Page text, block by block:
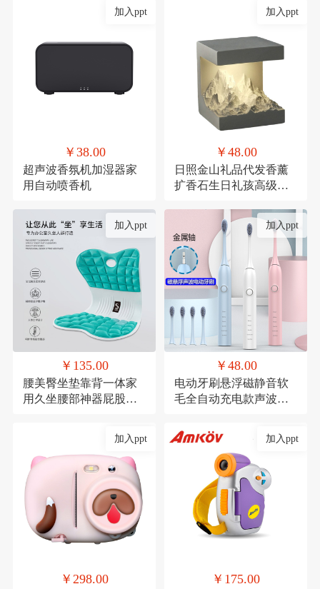
加入ppt
￥38.00
超声波香氛机加湿器家
用自动喷香机
加入ppt
￥48.00
日照金山礼品代发香薰
扩香石生日礼孩高级感
加入ppt
￥135.00
腰美臀坐垫靠背一体家
用久坐腰部神器屁股垫
加入ppt
￥48.00
电动牙刷悬浮磁静音软
毛全自动充电款声波式
加入ppt
￥298.00
加入ppt
￥175.00